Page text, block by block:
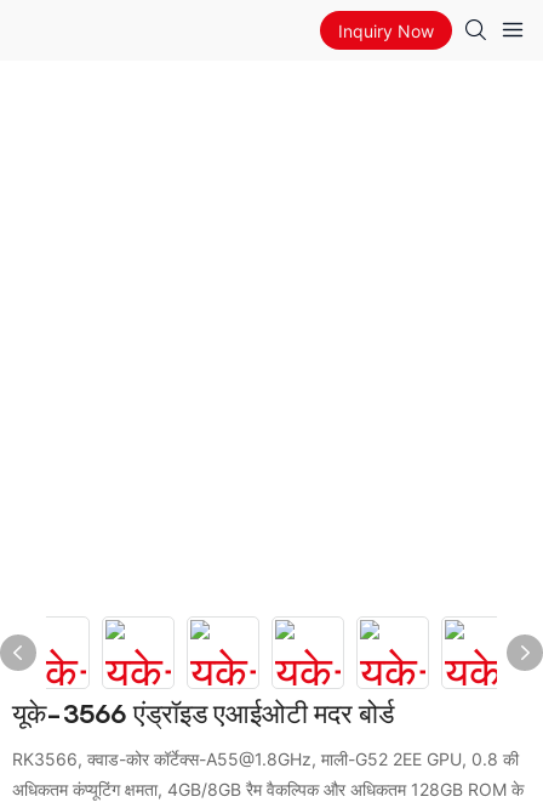
Inquiry Now
यूके-3566 एंड्रॉइड एआईओटी मदर बोर्ड
RK3566, क्वाड-कोर कॉर्टेक्स-A55@1.8GHz, माली-G52 2EE GPU, 0.8 की
अधिकतम कंप्यूटिंग क्षमता, 4GB/8GB रैम वैकल्पिक और अधिकतम 128GB ROM के